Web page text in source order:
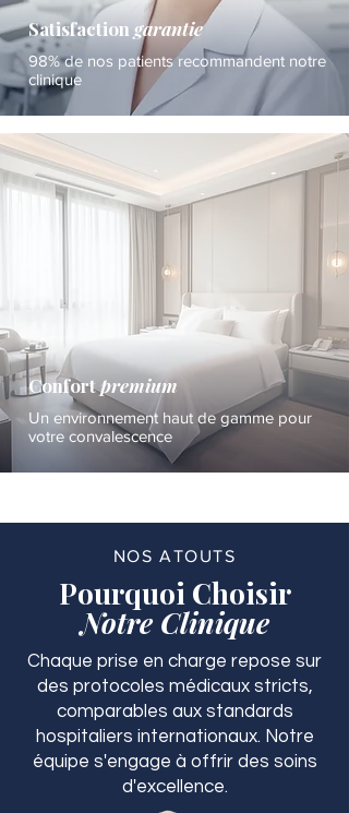
Satisfaction garantie
98% de nos patients recommandent notre
clinique
Confortpremium
Un environnement haut de gamme pour
votre convalescence
NOS ATOUTS
Pourquoi Choisir
Notre Clinique
Chaque prise en charge repose sur
des protocoles médicaux stricts,
comparables aux standards
hospitaliers internationaux. Notre
équipe s'engage à offrir des soins
d'excellence.